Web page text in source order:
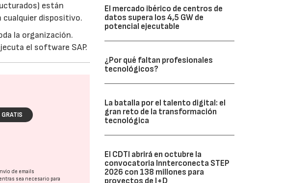
están
cualquier dispositivo.
la organización.
el software SAP.
de emails
sea necesario para
El mercado ibérico de centros de
datos supera los 4,5 GW de
potencial ejecutable
¿Por qué faltan profesionales
tecnológicos?
La batalla por el talento digital: el
gran reto de la transformación
tecnológica
El CDTI abrirá en octubre la
convocatoria Innterconecta STEP
2026 con 138 millones para
proyectos de I+D